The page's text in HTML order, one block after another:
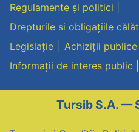
Regulamente și politici
Drepturile si obligațiile
Legislație
Achiziții publice
Informații de interes public
Tursib S.A. —